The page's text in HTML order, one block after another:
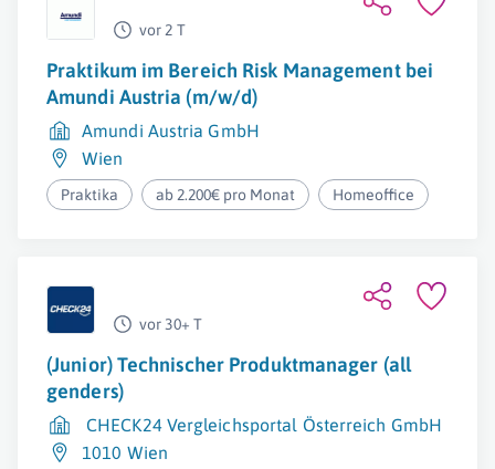
vor 2 T
Praktikum im Bereich Risk Management bei
Amundi Austria (m/w/d)
Amundi Austria GmbH
Wien
Praktika ab 2.200€ pro Monat Homeoffice
vor 30+ T
(Junior) Technischer Produktmanager (all
genders)
CHECK24 Vergleichsportal Österreich GmbH
1010 Wien